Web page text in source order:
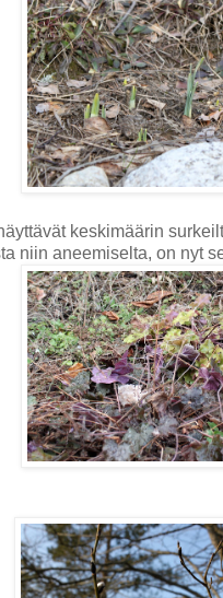
keskimäärin
niin aneemiselta, on nyt